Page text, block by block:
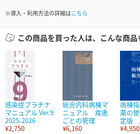
※導入・利用方法の詳細はこちら
この商品を買った人は、こんな商品
感染症プラチナ
マニュアル Ver.9
2025-2026
¥2,750
総合内科病棟マ
ニュアル 疾患
ごとの管理
¥6,160
病棟
薬の
定版
¥4,950